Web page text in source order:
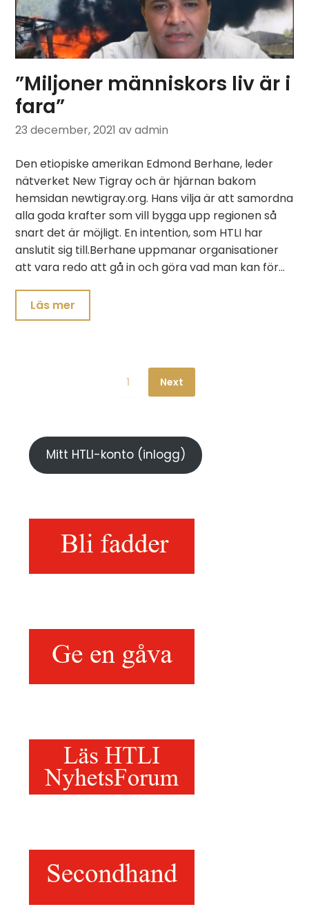
”Miljoner människors liv är i
fara”
23 december, 2021 av admin
Den etiopiske amerikan Edmond Berhane, leder
nätverket New Tigray och är hjärnan bakom
hemsidan newtigray.org. Hans vilja är att samordna
alla goda krafter som vill bygga upp regionen så
snart det är möjligt. En intention, som HTLI har
anslutit sig till.Berhane uppmanar organisationer
att vara redo att gå in och göra vad man kan för…
Läs mer
1 Next
Mitt HTLI-konto (inlogg)